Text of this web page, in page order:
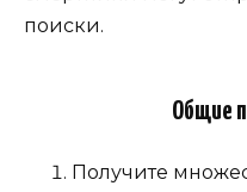
поиски.
Общие
Получите